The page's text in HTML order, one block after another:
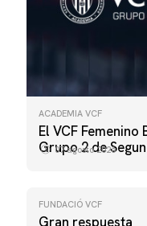
ACADEMIA VCF
El VCF
Grupo 2 de
07 agosto 2026
FUNDACIÓ VCF
Gran respuesta